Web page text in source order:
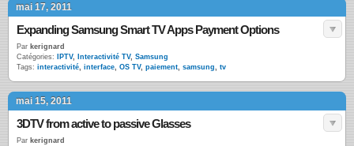
mai 17, 2011
Expanding Samsung Smart TV Apps Payment Options
Par kerignard
Catégories:
IPTV, Interactivité TV, Samsung
Tags: interactivité, interface, OS TV, paiement, samsung, tv
mai 15, 2011
3DTV from active to passive Glasses
Par kerignard